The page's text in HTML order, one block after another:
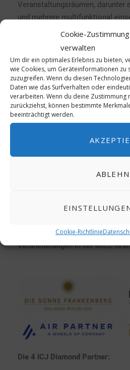
Cookie-Zustimmung
verwalten
Um dir ein optimales Erlebnis zu bieten,
wie Cookies, um Geräteinformationen
zuzugreifen. Wenn du diesen
Daten wie das Surfverhalten oder
verarbeiten. Wenn du deine Zustimmung
zurückziehst, können bestimmte
beeinträchtigt werden.
Cookie-Richtlinie
Veranstaltungsräumen, darunter
und mehrere multifunktional
Konferenzräume. Diese
werden durch das hauseigene
das sich auf individuell
Pausenverpflegung spezialisiert
Ein weiteres herausragendes
Marriott Hotels ist sein
einer breiten Palette von
von der gehobenen
Hingabe zum Service steht das
bevorzugter Austragungsort für
Veranstaltungen in der MICE-
Die 4 ICJ Diamond Partner: